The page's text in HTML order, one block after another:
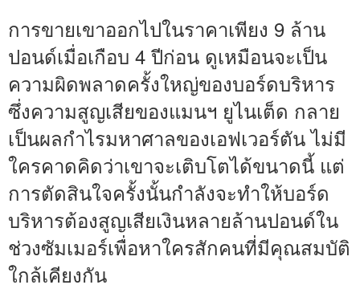
การขายเขาออกไปในราคาเพียง 9 ล้าน
ปอนด์เมื่อเกือบ 4 ปีก่อน ดูเหมือนจะเป็น
ความผิดพลาดครั้งใหญ่ของบอร์ดบริหาร
ซึ่งความสูญเสียของแมนฯ ยูไนเต็ด กลาย
เป็นผลกำไรมหาศาลของเอฟเวอร์ตัน ไม่มี
ใครคาดคิดว่าเขาจะเติบโตได้ขนาดนี้ แต่
การตัดสินใจครั้งนั้นกำลังจะทำให้บอร์ด
บริหารต้องสูญเสียเงินหลายล้านปอนด์ใน
ช่วงซัมเมอร์เพื่อหาใครสักคนที่มีคุณสมบัติ
ใกล้เคียงกัน